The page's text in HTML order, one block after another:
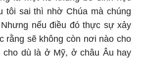
tôi sai thì nhờ Chúa mà chúng
nếu điều đó thực sự xảy
rằng sẽ không còn nơi nào cho
cho dù là ở Mỹ, ở châu Âu hay